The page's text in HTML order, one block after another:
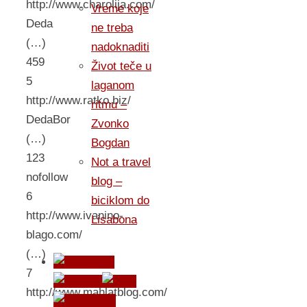
http://www.charolija.com/
Deda
(…)
459
5
http://www.ratko.biz/
DedaBor
(…)
123
nofollow
6
http://www.ivanino-
blago.com/
(…)
7
http://www.mahlatblog.com/
Vreme koje
ne treba
nadoknaditi
Život teče u
laganom
ritmu –
Zvonko
Bogdan
Not a travel
blog –
biciklom do
Lisabona